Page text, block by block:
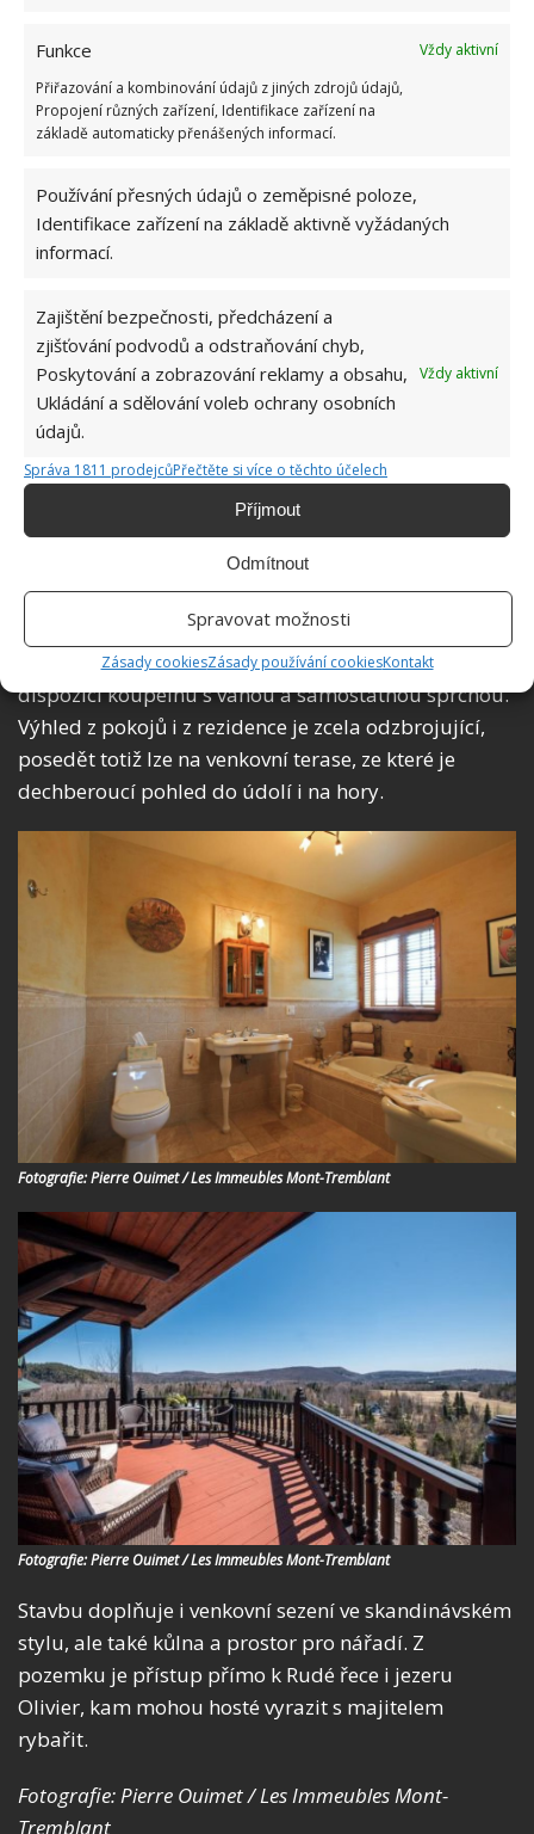
Funkce
Vždy aktivní
Přiřazování a kombinování údajů z jiných zdrojů údajů,
Propojení různých zařízení, Identifikace zařízení na
základě automaticky přenášených informací.
Používání přesných údajů o zeměpisné poloze,
Identifikace zařízení na základě aktivně vyžádaných
informací.
Zajištění bezpečnosti, předcházení a
zjišťování podvodů a odstraňování chyb,
Poskytování a zobrazování reklamy a obsahu,
Ukládání a sdělování voleb ochrany osobních
údajů.
Vždy aktivní
Správa 1811 prodejcůPřečtěte si více o těchto účelech
Příjmout
Odmítnout
Spravovat možnosti
Zásady cookiesZásady používání cookiesKontakt
Ložnice pro majitele i hosty
Tento kanadský srub disponuje třemi ložnicemi, ta
hlavní má vlastní elegantní koupelnu, kde je kromě
doplňují dvě umyvadla.
Dřevo krásně doplňují obklady a dlažba z mramoru.
Také hosté ze dvou zbývajících pokojů mají k
dispozici koupelnu s vanou a samostatnou sprchou.
Výhled z pokojů i z rezidence je zcela odzbrojující,
posedět totiž lze na venkovní terase, ze které je
dechberoucí pohled do údolí i na hory.
Fotografie: Pierre Ouimet / Les Immeubles Mont-Tremblant
Fotografie: Pierre Ouimet / Les Immeubles Mont-Tremblant
Stavbu doplňuje i venkovní sezení ve skandinávském
stylu, ale také kůlna a prostor pro nářadí. Z
pozemku je přístup přímo k Rudé řece i jezeru
Olivier, kam mohou hosté vyrazit s majitelem
rybařit.
Fotografie: Pierre Ouimet / Les Immeubles Mont-
Tremblant